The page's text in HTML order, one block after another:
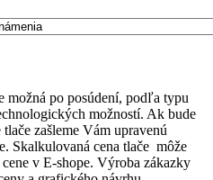
možná po posúdení, podľa typu
možností. Ak bude
zašleme Vám upravenú
Skalkulovaná cena tlače môže
v E-shope. Výroba zákazky